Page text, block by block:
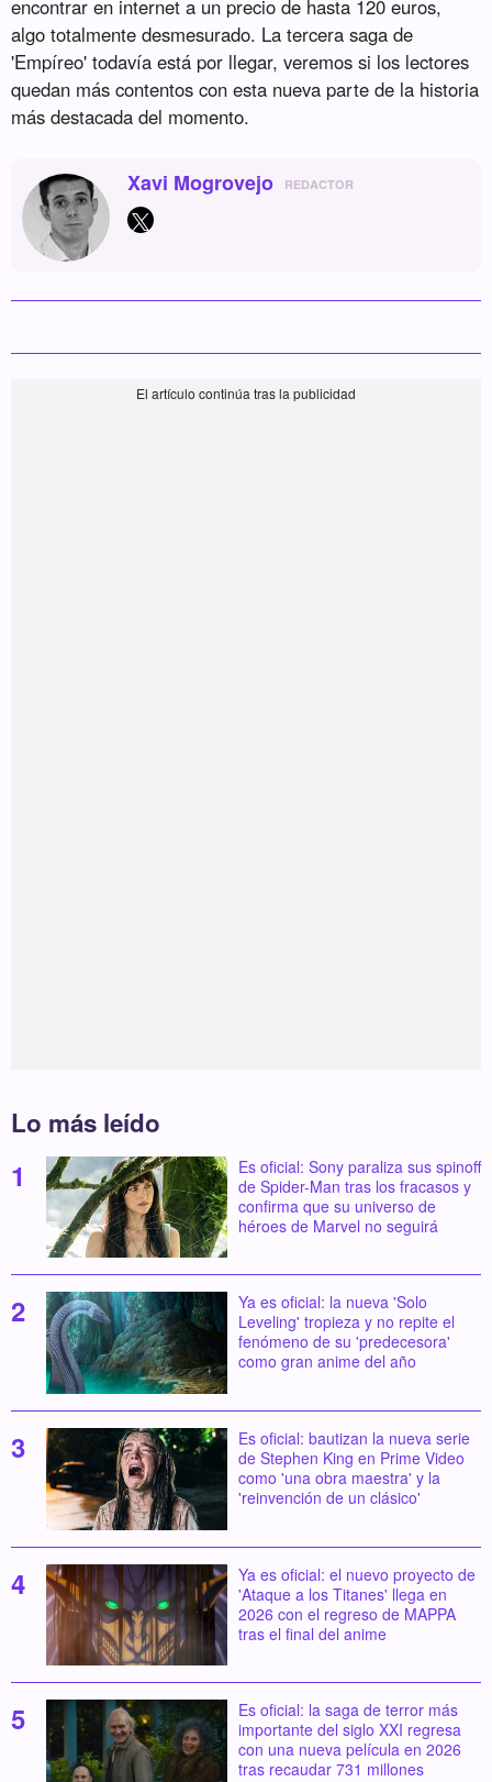
encontrar en internet a un precio de hasta 120 euros,
algo totalmente desmesurado. La tercera saga de
'Empíreo' todavía está por llegar, veremos si los lectores
quedan más contentos con esta nueva parte de la historia
más destacada del momento.
Xavi Mogrovejo REDACTOR
Lo más leído
Es oficial: Sony paraliza sus spinoff
de Spider-Man tras los fracasos y
confirma que su universo de
héroes de Marvel no seguirá
Ya es oficial: la nueva 'Solo
Leveling' tropieza y no repite el
fenómeno de su 'predecesora'
como gran anime del año
Es oficial: bautizan la nueva serie
de Stephen King en Prime Video
como 'una obra maestra' y la
'reinvención de un clásico'
Ya es oficial: el nuevo proyecto de
'Ataque a los Titanes' llega en
2026 con el regreso de MAPPA
tras el final del anime
Es oficial: la saga de terror más
importante del siglo XXI regresa
con una nueva película en 2026
tras recaudar 731 millones